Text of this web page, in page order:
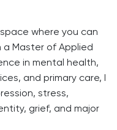
where you can
a Master of Applied
in mental health,
and primary care, I
stress,
grief, and major